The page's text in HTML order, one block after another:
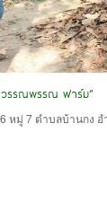
วรรณพรรณ ฟาร์ม”
หมู่ 7 ตำบลบ้านกง อ